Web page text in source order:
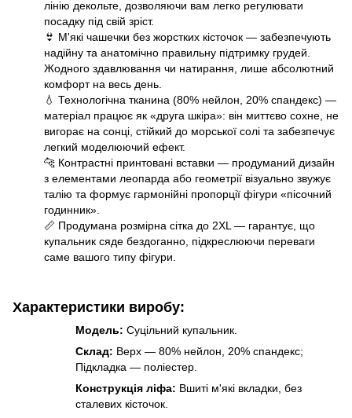
лінію декольте, дозволяючи вам легко регулювати
посадку під свій зріст.
👙 М'які чашечки без жорстких кісточок — забезпечують
надійну та анатомічно правильну підтримку грудей.
Жодного здавлювання чи натирання, лише абсолютний
комфорт на весь день.
💧 Технологічна тканина (80% нейлон, 20% спандекс) —
матеріал працює як «друга шкіра»: він миттєво сохне, не
вигорає на сонці, стійкий до морської солі та забезпечує
легкий моделюючий ефект.
🐆 Контрастні принтовані вставки — продуманий дизайн
з елементами леопарда або геометрії візуально звужує
талію та формує гармонійні пропорції фігури «пісочний
годинник».
📏 Продумана розмірна сітка до 2XL — гарантує, що
купальник сяде бездоганно, підкреслюючи переваги
саме вашого типу фігури.
Характеристики виробу:
Модель: Суцільний купальник.
Склад: Верх — 80% нейлон, 20% спандекс;
Підкладка — поліестер.
Конструкція ліфа: Вшиті м'які вкладки, без
сталевих кісточок.